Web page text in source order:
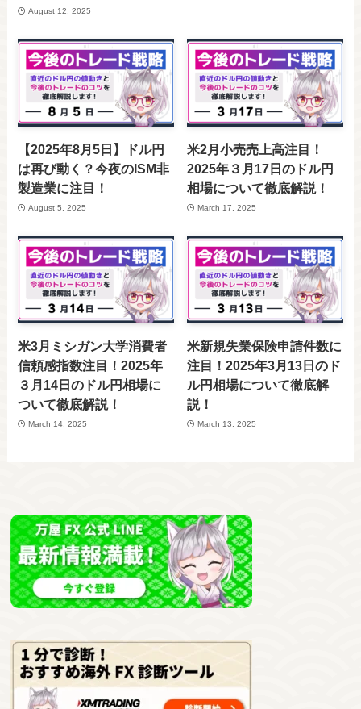
August 12, 2025
【2025年8月5日】ドル円
は再び動く？今夜のISM非
製造業に注目！
August 5, 2025
米2月小売売上高注目！
2025年３月17日のドル円
相場について徹底解説！
March 17, 2025
米3月ミシガン大学消費者
信頼感指数注目！2025年
３月14日のドル円相場に
ついて徹底解説！
March 14, 2025
米新規失業保険申請件数に
注目！2025年3月13日のド
ル円相場について徹底解
説！
March 13, 2025